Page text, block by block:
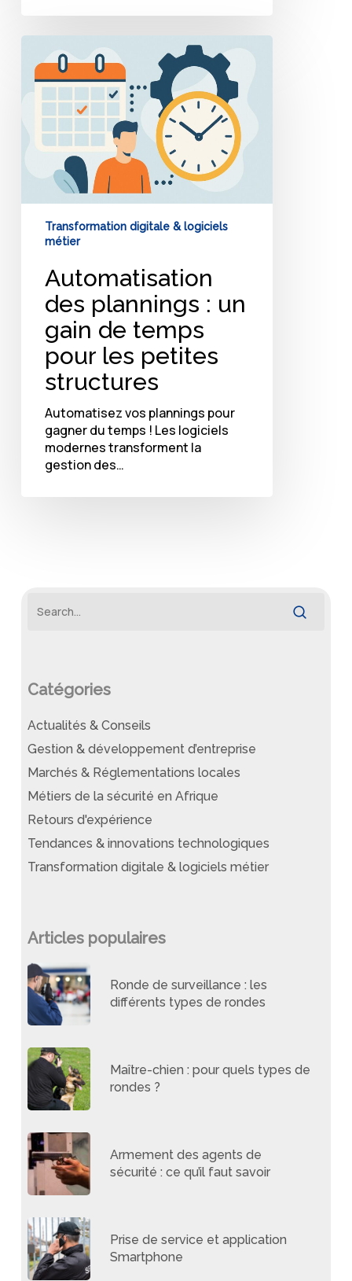
des
plannings
gain
structures
Transformation digitale & logiciels
métier
Automatisation
des plannings : un
gain de temps
pour les petites
structures
Automatisez vos plannings pour
gagner du temps ! Les logiciels
modernes transforment la
gestion des…
Catégories
Actualités & Conseils
Gestion & développement d’entreprise
Marchés & Réglementations locales
Métiers de la sécurité en Afrique
Retours d'expérience
Tendances & innovations technologiques
Transformation digitale & logiciels métier
Articles populaires
Ronde de surveillance : les
différents types de rondes
Maître-chien : pour quels types de
rondes ?
Armement des agents de
sécurité : ce qu’il faut savoir
Prise de service et application
Smartphone